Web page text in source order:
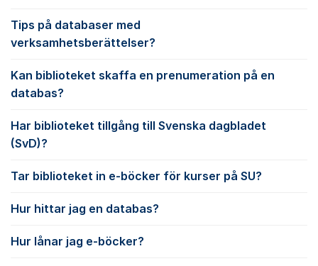
Tips på databaser med
verksamhetsberättelser?
Kan biblioteket skaffa en prenumeration på en
databas?
Har biblioteket tillgång till Svenska dagbladet
(SvD)?
Tar biblioteket in e-böcker för kurser på SU?
Hur hittar jag en databas?
Hur lånar jag e-böcker?